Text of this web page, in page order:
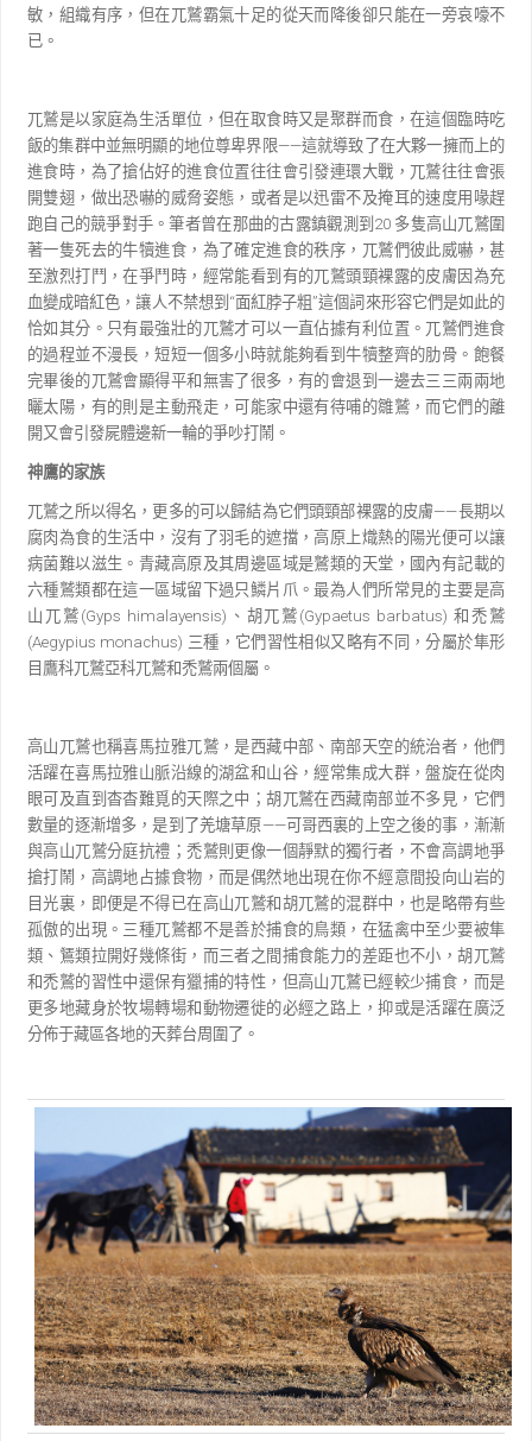
敏，組織有序，但在兀鷲霸氣十足的從天而降後卻只能在一旁哀嚎不
已。
兀鷲是以家庭為生活單位，但在取食時又是聚群而食，在這個臨時吃
飯的集群中並無明顯的地位尊卑界限——這就導致了在大夥一擁而上的
進食時，為了搶佔好的進食位置往往會引發連環大戰，兀鷲往往會張
開雙翅，做出恐嚇的威脅姿態，或者是以迅雷不及掩耳的速度用喙趕
跑自己的競爭對手。筆者曾在那曲的古露鎮觀測到 20 多隻高山兀鷲圍
著一隻死去的牛犢進食，為了確定進食的秩序，兀鷲們彼此威嚇，甚
至激烈打鬥，在爭鬥時，經常能看到有的兀鷲頭頸裸露的皮膚因為充
血變成暗紅色，讓人不禁想到 “面紅脖子粗”這個詞來形容它們是如此的
恰如其分。只有最強壯的兀鷲才可以一直佔據有利位置。兀鷲們進食
的過程並不漫長，短短一個多小時就能夠看到牛犢整齊的肋骨。飽餐
完畢後的兀鷲會顯得平和無害了很多，有的會退到一邊去三三兩兩地
曬太陽，有的則是主動飛走，可能家中還有待哺的雛鷲，而它們的離
開又會引發屍體邊新一輪的爭吵打鬧。
神鷹的家族
兀鷲之所以得名，更多的可以歸結為它們頭頸部裸露的皮膚——長期以
腐肉為食的生活中，沒有了羽 毛的遮擋，高原上熾熱的陽光便可以讓
病菌難以滋生。青藏高原及其周邊區域是鷲類的天堂，國內有記載的
六種鷲類都在這一區域留下過只鱗片爪。最為人們所常見的主要是高
山兀鷲 (Gyps himalayensis) 、胡兀 鷲 (Gypaetus barbatus)和禿鷲
(Aegypius monachus) 三種，它們習性相似又略有不同，分屬於隼形
目鷹科兀鷲亞科兀鷲和禿鷲兩個屬。
高山兀鷲也稱喜馬拉雅兀鷲，是西藏中部、南部天空的統治者，他們
活躍在喜馬拉雅山脈沿線的湖盆和山谷，經常集成大群，盤旋在從肉
眼可及直到杳杳難覓的天際之中；胡兀鷲在西藏南部並不多見，它們
數量的逐漸增多，是到了羌塘草原 ——可哥西裏的上空之後的事，漸漸
與高山兀鷲分庭抗禮；禿鷲則更像一個靜默的獨行者，不會高調地爭
搶打鬧，高調地占據食物，而是偶然地出現在你不經意間投向山岩的
目光裏，即便是不得已在高山兀鷲和胡兀鷲的混群中，也是略帶有些
孤傲的出現。三種兀鷲都不是善於捕食的鳥類，在猛禽中至少要被隼
類、鵟類拉開好幾條街，而三者之間捕食能力的差距也不小，胡兀鷲
和禿鷲的習性中還保有獵捕的特性，但高山兀鷲已經較少捕食，而是
更多地藏身於牧場轉場和動物遷徙的必經之路 上，抑或是活躍在廣泛
分佈于藏區各地的天葬台周圍了。